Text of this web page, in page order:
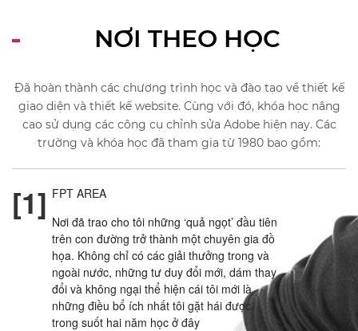
NƠI THEO HỌC
Đã hoàn thành các chương trình học và đào tạo về thiết kế
giao diện và thiết kế website. Cùng với đó, khóa học nâng
cao sử dụng các công cụ chỉnh sửa Adobe hiện nay. Các
trường và khóa học đã tham gia từ 1980 bao gồm:
[1] FPT AREA
Nơi đã trao cho tôi những ‘quả ngọt’ đầu tiên
trên con đường trở thành một chuyên gia đồ
họa. Không chỉ có các giải thưởng trong và
ngoài nước, những tư duy đổi mới, dám thay
đổi và không ngại thể hiện cái tôi mới là
những điều bổ ích nhất tôi gặt hái được
trong suốt hai năm học ở đây